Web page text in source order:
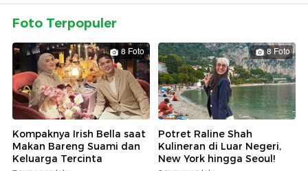
Foto Terpopuler
8 Foto
Kompaknya Irish Bella saat
Makan Bareng Suami dan
Keluarga Tercinta
8 Foto
Potret Raline Shah
Kulineran di Luar Negeri,
New York hingga Seoul!